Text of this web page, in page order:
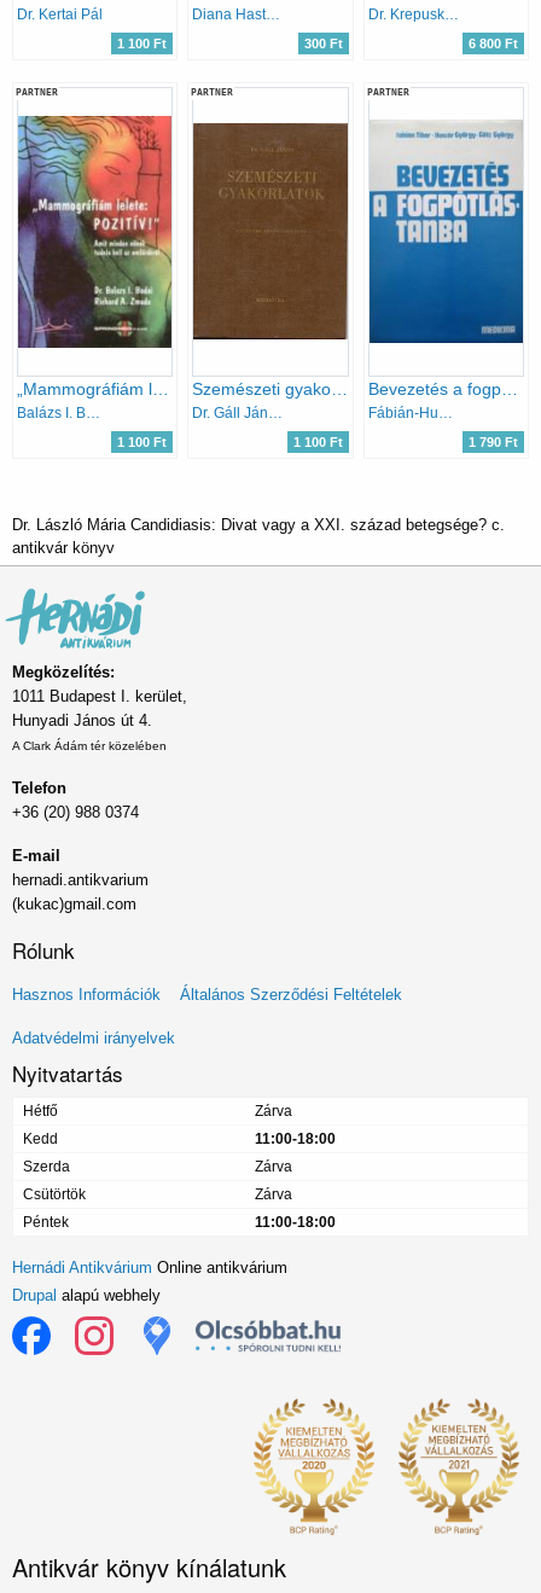
Dr. Kertai Pál
1 100 Ft
Diana Hastings
300 Ft
Dr. Krepuska István
6 800 Ft
PARTNER
1 100 Ft
PARTNER
1 100 Ft
PARTNER
Bevezetés a fogpótlástanba
1 790 Ft
Dr. László Mária Candidiasis: Divat vagy a XXI. század betegsége? c.
antikvár könyv
Megközelítés:
1011 Budapest I. kerület,
Hunyadi János út 4.
A Clark Ádám tér közelében
Telefon
+36 (20) 988 0374
E-mail
hernadi.antikvarium
(kukac)gmail.com
Rólunk
Lábléc
menü
Hasznos Információk Általános Szerződési Feltételek
Adatvédelmi irányelvek
Nyitvatartás
Hétfő
Zárva
Kedd
11:00-18:00
Szerda
Zárva
Csütörtök
Zárva
Péntek
11:00-18:00
Hernádi Antikvárium Online antikvárium
Drupal alapú webhely
Antikvár könyv kínálatunk